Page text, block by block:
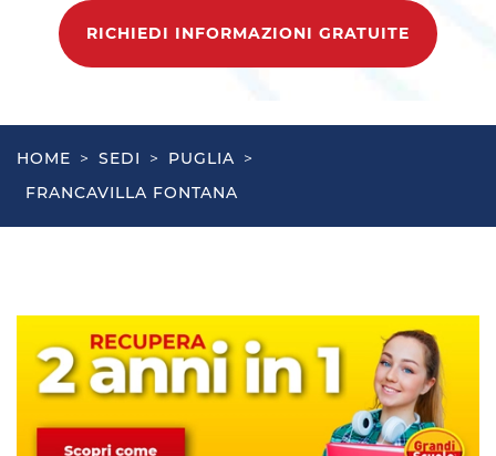
RICHIEDI INFORMAZIONI GRATUITE
HOME > SEDI > PUGLIA >
FRANCAVILLA FONTANA